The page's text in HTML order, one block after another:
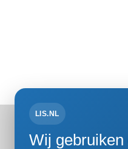
LIS.NL
Wij gebruiken